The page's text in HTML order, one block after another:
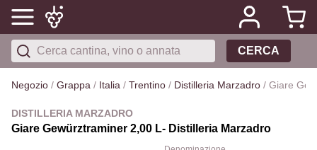
CERCA
Negozio / Grappa / Italia / Trentino / Distilleria Marzadro / Giare
DISTILLERIA MARZADRO
Giare Gewürztraminer 2,00 L- Distilleria Marzadro